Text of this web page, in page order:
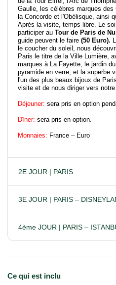
Gaulle, les célèbres marques
la Concorde et l'Obélisque, ainsi
Après la visite, temps libre. Le
participer au Tour de Paris de
guide peuvent le faire (50 Euro).
le coucher du soleil, nous
Paris le titre de la Ville Lumière,
marques à La Fayette, le jardin
pyramide en verre, et la superbe
l'un des plus beaux bijoux de
visite et de nous diriger vers
Déjeuner: sera pris en option
Dîner: sera pris en option.
Monnaies: France – Euro
2E JOUR | PARIS
3E JOUR | PARIS –
4ème JOUR | PARIS –
Ce qui est inclu